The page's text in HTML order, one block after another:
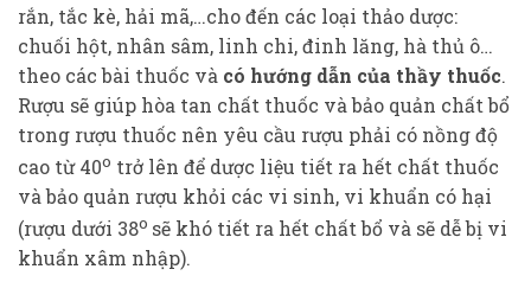
rắn, tắc kè, hải mã,…cho đến các loại thảo dược:
chuối hột, nhân sâm, linh chi, đinh lăng, hà thủ ô…
theo các bài thuốc và có hướng dẫn của thầy thuốc.
Rượu sẽ giúp hòa tan chất thuốc và bảo quản chất bổ
trong rượu thuốc nên yêu cầu rượu phải có nồng độ
cao từ 40o trở lên để dược liệu tiết ra hết chất thuốc
và bảo quản rượu khỏi các vi sinh, vi khuẩn có hại
(rượu dưới 38o sẽ khó tiết ra hết chất bổ và sẽ dễ bị vi
khuẩn xâm nhập).